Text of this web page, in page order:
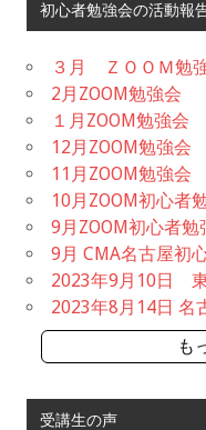
初心者勉強会の活動報
３月 ＺＯＯＭ勉
2月ZOOM勉強会
１月ZOOM勉強会
12月ZOOM勉強会
11月ZOOM勉強会
10月ZOOM初心者
9月ZOOM初心者勉
9月 CMA名古屋初
2023年9月10日
2023年8月14日 名
も
受講生の声